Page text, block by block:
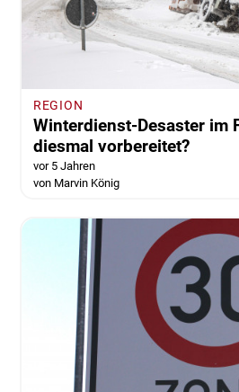
REGION
Winterdienst-Desaster im
diesmal vorbereitet?
vor 5 Jahren
von Marvin König